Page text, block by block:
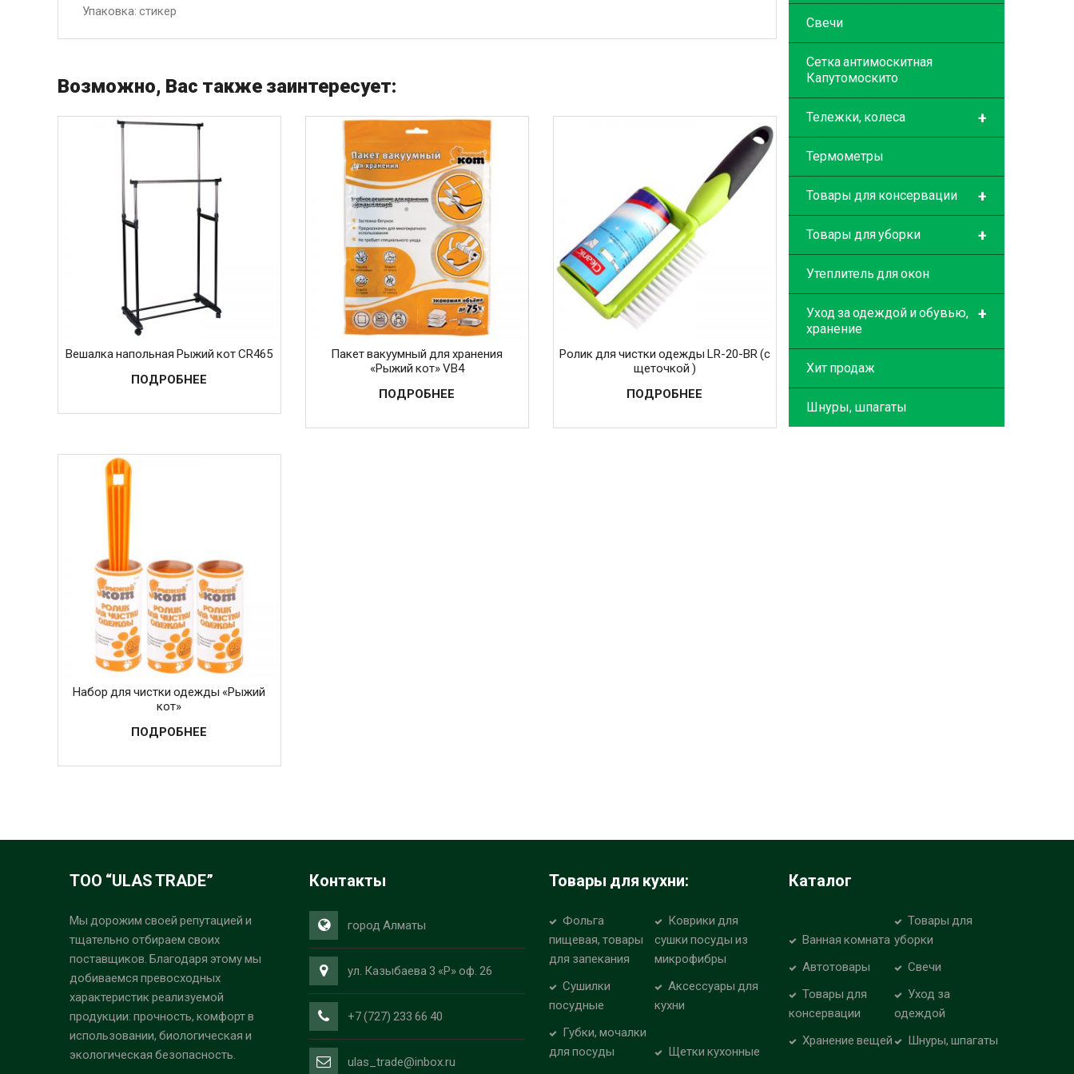
Упаковка: стикер
Возможно, Вас также заинтересует:
Вешалка напольная Рыжий кот CR465
ПОДРОБНЕЕ
Пакет вакуумный для хранения
«Рыжий кот» VB4
ПОДРОБНЕЕ
Ролик для чистки одежды LR-20-BR (с
щеточкой )
ПОДРОБНЕЕ
Набор для чистки одежды «Рыжий
кот»
ПОДРОБНЕЕ
Свечи
Сетка антимоскитная
Капутомоскито
+
Тележки, колеса
Термометры
+
Товары для консервации
+
Товары для уборки
Утеплитель для окон
+
Уход за одеждой и обувью,
хранение
Хит продаж
Шнуры, шпагаты
ТОО “ULAS TRADE”
Мы дорожим своей репутацией и
тщательно отбираем своих
поставщиков. Благодаря этому мы
добиваемся превосходных
характеристик реализуемой
продукции: прочность, комфорт в
использовании, биологическая и
экологическая безопасность.
Контакты
город Алматы
ул. Казыбаева 3 «Р» оф. 26
+7 (727) 233 66 40
ulas_trade@inbox.ru
Товары для кухни:
Фольга
пищевая, товары
для запекания
Коврики для
сушки посуды из
микрофибры
Сушилки
посудные
Аксессуары для
кухни
Губки, мочалки
для посуды
Щетки кухонные
Каталог
Ванная комната
Товары для
уборки
Автотовары
Свечи
Товары для
консервации
Уход за
одеждой
Хранение вещей
Шнуры, шпагаты